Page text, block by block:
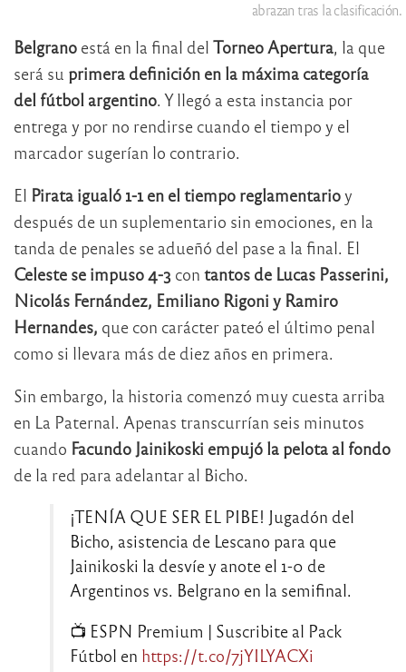
abrazan tras la clasificación.
Belgrano está en la final del Torneo Apertura, la que
será su primera definición en la máxima categoría
del fútbol argentino. Y llegó a esta instancia por
entrega y por no rendirse cuando el tiempo y el
marcador sugerían lo contrario.
El Pirata igualó 1-1 en el tiempo reglamentarioy
después de un suplementario sin emociones, en la
tanda de penales se adueñó del pase a la final. El
Celeste se impuso 4-3 con tantos de Lucas Passerini,
Nicolás Fernández, Emiliano Rigoni y Ramiro
Hernandes, que con carácter pateó el último penal
como si llevara más de diez años en primera.
Sin embargo, la historia comenzó muy cuesta arriba
en La Paternal. Apenas transcurrían seis minutos
cuando Facundo Jainikoski empujó la pelota al fondo
de la red para adelantar al Bicho.
¡TENÍA QUE SER EL PIBE! Jugadón del
Bicho, asistencia de Lescano para que
Jainikoski la desvíe y anote el 1-0 de
Argentinos vs. Belgrano en la semifinal.
📺 ESPN Premium | Suscribite al Pack
Fútbol en https://t.co/7jYILYACXi